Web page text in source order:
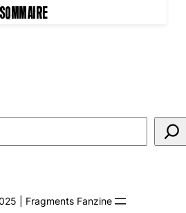
| Fragments Fanzine